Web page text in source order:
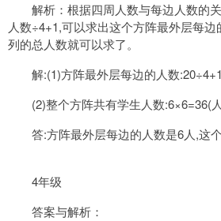
解析：根据四周人数与每边人数的
人数÷4+1,可以求出这个方阵最外层每
列的总人数就可以求了。
解:(1)方阵最外层每边的人数
(2)整个方阵共有学生人数:6×6=36(
答:方阵最外层每边的人数是6人,这个
4年级
答案与解析：